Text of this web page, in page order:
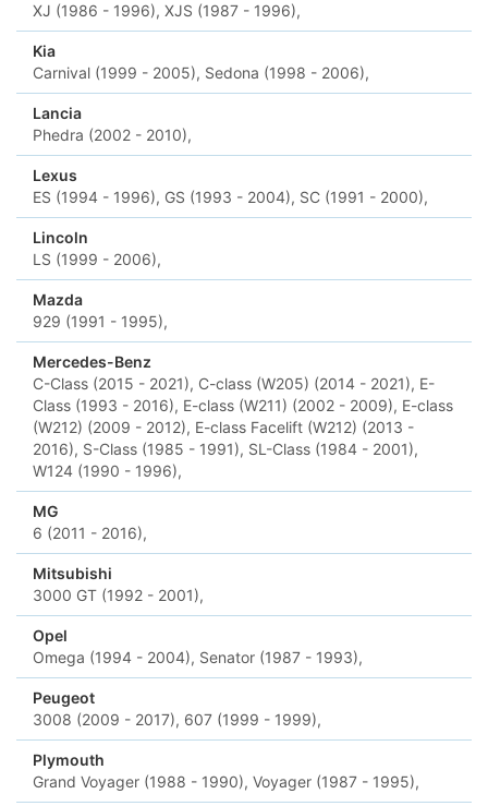
XJ (1986 - 1996), XJS (1987 - 1996),
Kia
Carnival (1999 - 2005), Sedona (1998 - 2006),
Lancia
Phedra (2002 - 2010),
Lexus
ES (1994 - 1996), GS (1993 - 2004), SC (1991 - 2000),
Lincoln
LS (1999 - 2006),
Mazda
929 (1991 - 1995),
Mercedes-Benz
C-Class (2015 - 2021), C-class (W205) (2014 - 2021), E-
Class (1993 - 2016), E-class (W211) (2002 - 2009), E-class
(W212) (2009 - 2012), E-class Facelift (W212) (2013 -
2016), S-Class (1985 - 1991), SL-Class (1984 - 2001),
W124 (1990 - 1996),
MG
6 (2011 - 2016),
Mitsubishi
3000 GT (1992 - 2001),
Opel
Omega (1994 - 2004), Senator (1987 - 1993),
Peugeot
3008 (2009 - 2017), 607 (1999 - 1999),
Plymouth
Grand Voyager (1988 - 1990), Voyager (1987 - 1995),